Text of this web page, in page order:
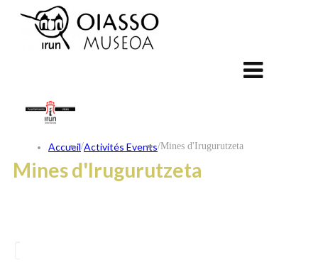
Accueil/Activités Events/Mines d'Irugurutzeta
Mines d'Irugurutzeta